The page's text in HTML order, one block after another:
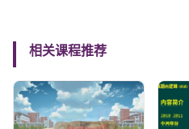
相关课程推荐